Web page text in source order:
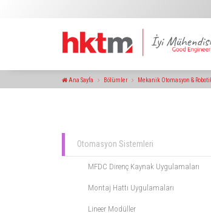
Ana Sayfa Bölümler Mekanik Otomasyon &
Otomasyon Sistemleri
MFDC Direnç Kaynak Uygulamaları
Montaj Hattı Uygulamaları
Lineer Modüller